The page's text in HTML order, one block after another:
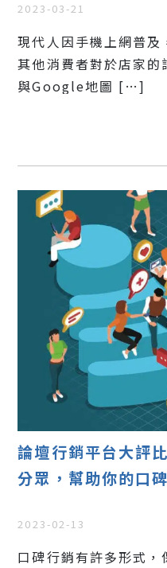
2023-03-21
現代人因手機上網普
其他消費者對於店家
與Google地圖 […]
論壇行銷平台大評
分眾，幫助你的口
2023-02-13
口碑行銷有許多形式，